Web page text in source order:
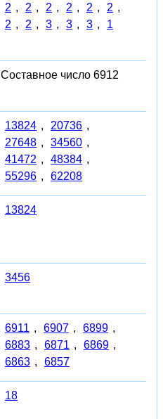
2 , 2 , 2 , 2 , 2 , 2 ,
2 , 2 , 3 , 3 , 3 , 1
Составное число 6912
13824 , 20736 ,
27648 , 34560 ,
41472 , 48384 ,
55296 , 62208
13824
3456
6911 , 6907 , 6899 ,
6883 , 6871 , 6869 ,
6863 , 6857
18